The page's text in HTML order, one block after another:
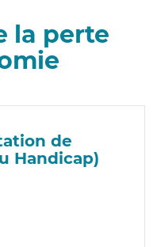
la perte
de
Handicap)